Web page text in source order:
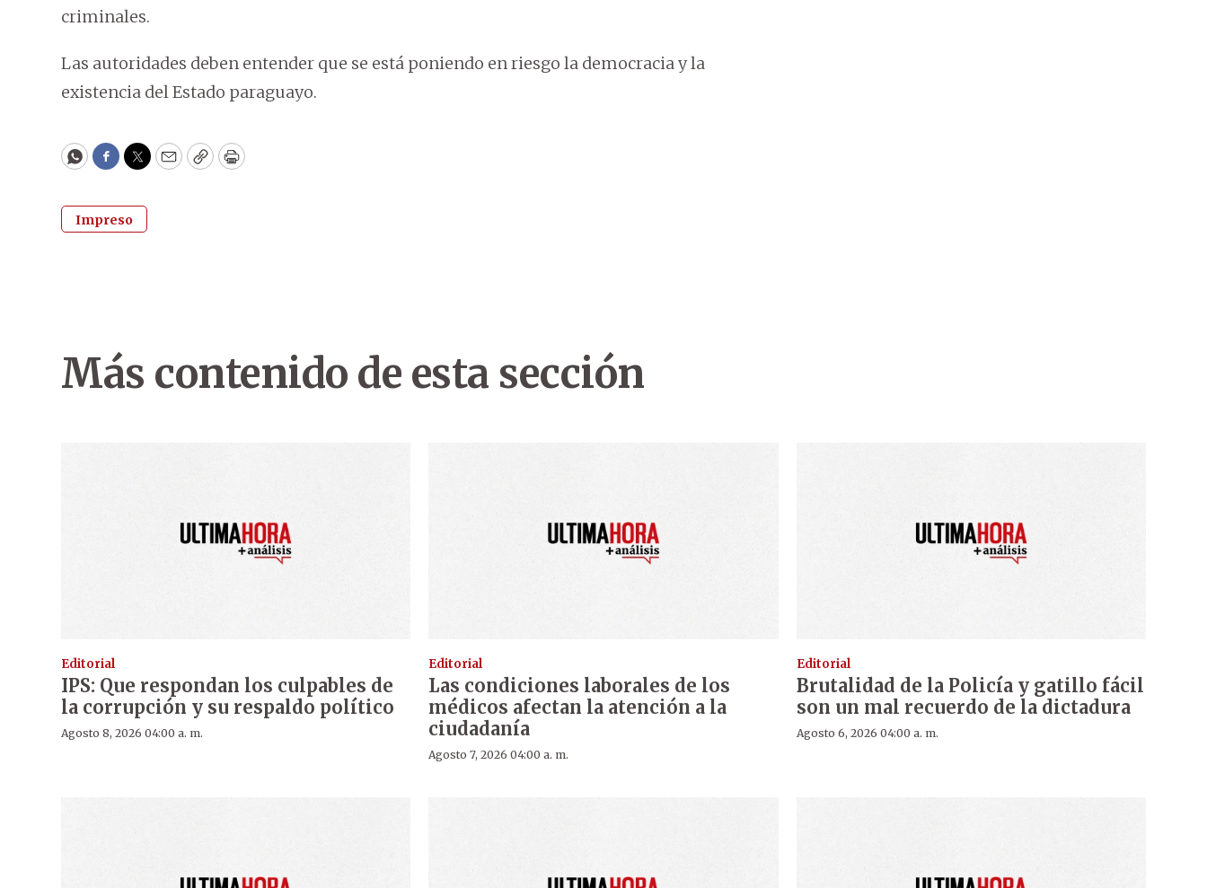
criminales.
Las autoridades deben entender que se está poniendo en riesgo la democracia y la
existencia del Estado paraguayo.
WhatsApp
Facebook
Twitter
EmailCopyPrint
Impreso
Más contenido de esta sección
Editorial
IPS: Que respondan los culpables de
la corrupción y su respaldo político
Agosto 8, 2026 04:00 a. m.
Editorial
Las condiciones laborales de los
médicos afectan la atención a la
ciudadanía
Agosto 7, 2026 04:00 a. m.
Editorial
Brutalidad de la Policía y gatillo fácil
son un mal recuerdo de la dictadura
Agosto 6, 2026 04:00 a. m.